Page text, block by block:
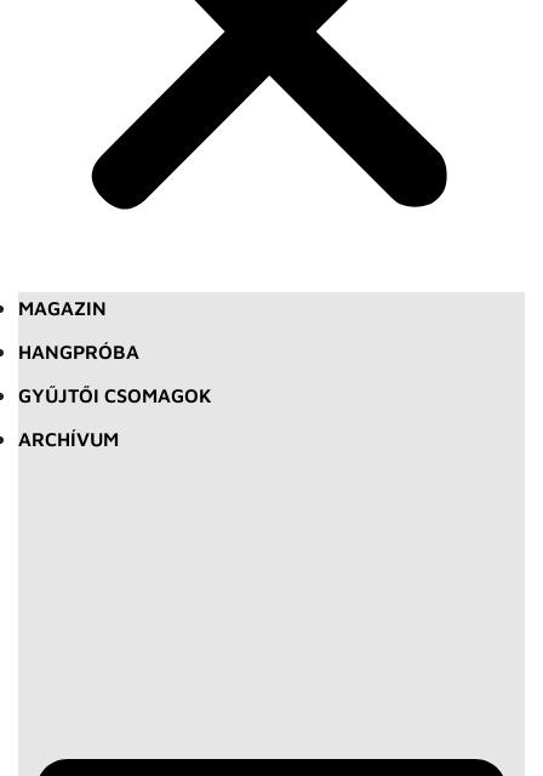
MAGAZIN
HANGPRÓBA
GYŰJTŐI CSOMAGOK
ARCHÍVUM